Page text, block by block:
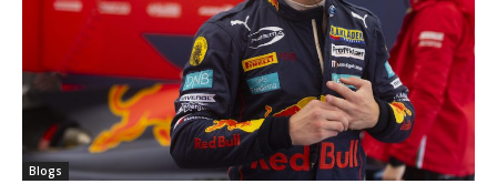
Blogs